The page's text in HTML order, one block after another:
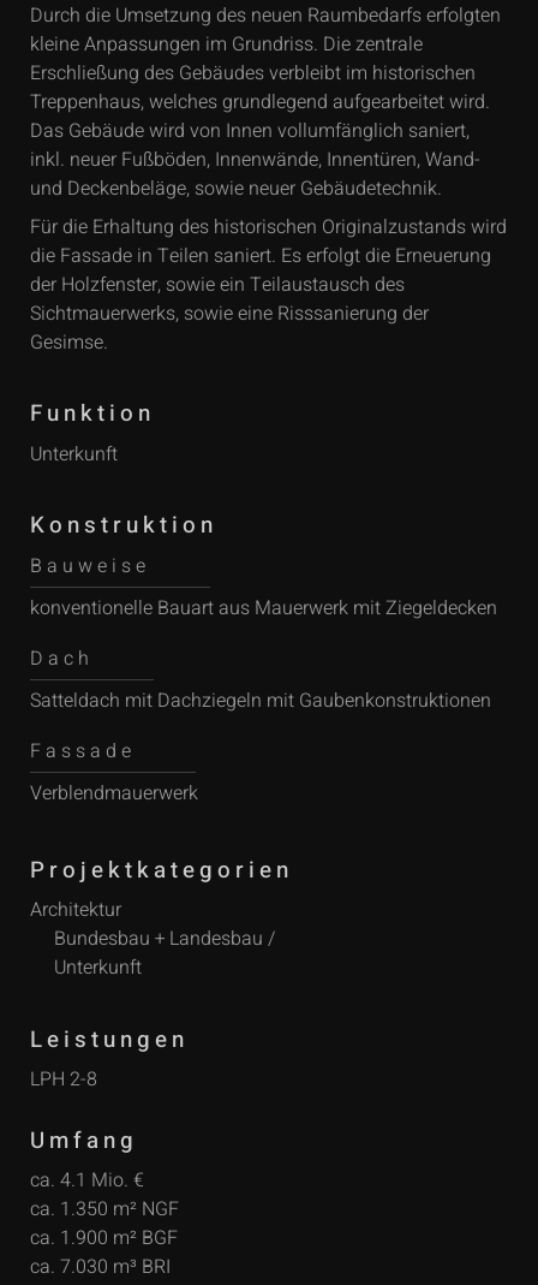
Durch die Umsetzung des neuen Raumbedarfs erfolgten
kleine Anpassungen im Grundriss. Die zentrale
Erschließung des Gebäudes verbleibt im historischen
Treppenhaus, welches grundlegend aufgearbeitet wird.
Das Gebäude wird von Innen vollumfänglich saniert,
inkl. neuer Fußböden, Innenwände, Innentüren, Wand-
und Deckenbeläge, sowie neuer Gebäudetechnik.
Für die Erhaltung des historischen Originalzustands wird
die Fassade in Teilen saniert. Es erfolgt die Erneuerung
der Holzfenster, sowie ein Teilaustausch des
Sichtmauerwerks, sowie eine Risssanierung der
Gesimse.
Funktion
Unterkunft
Konstruktion
Bauweise
konventionelle Bauart aus Mauerwerk mit Ziegeldecken
Dach
Satteldach mit Dachziegeln mit Gaubenkonstruktionen
Fassade
Verblendmauerwerk
Projektkategorien
Architektur
Bundesbau + Landesbau /
Unterkunft
Leistungen
LPH 2-8
Umfang
ca. 4.1 Mio. €
ca. 1.350 m² NGF
ca. 1.900 m² BGF
ca. 7.030 m³ BRI